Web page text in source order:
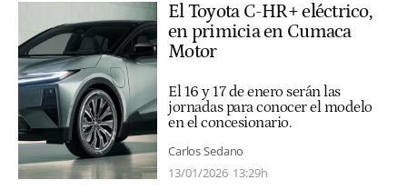
El Toyota C-HR+ eléctrico,
en primicia en Cumaca
Motor
El 16 y 17 de enero serán las
jornadas para conocer el modelo
en el concesionario.
Carlos Sedano
13/01/2026 13:29h